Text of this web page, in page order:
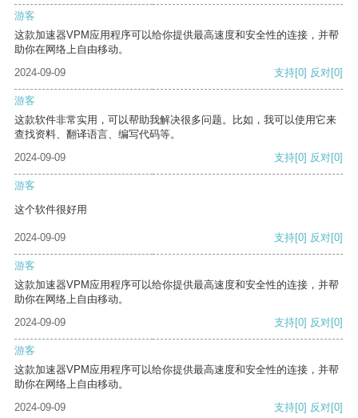
游客
这款加速器VPM应用程序可以给你提供最高速度和安全性的连接，并帮
助你在网络上自由移动。
2024-09-09
支持[0] 反对[0]
游客
这款软件非常实用，可以帮助我解决很多问题。比如，我可以使用它来
查找资料、翻译语言、编写代码等。
2024-09-09
支持[0] 反对[0]
游客
这个软件很好用
2024-09-09 支持[0] 反对[0]
游客
这款加速器VPM应用程序可以给你提供最高速度和安全性的连接，并帮
助你在网络上自由移动。
2024-09-09
支持[0] 反对[0]
游客
这款加速器VPM应用程序可以给你提供最高速度和安全性的连接，并帮
助你在网络上自由移动。
2024-09-09
支持[0] 反对[0]